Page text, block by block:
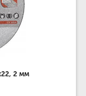
2 мм